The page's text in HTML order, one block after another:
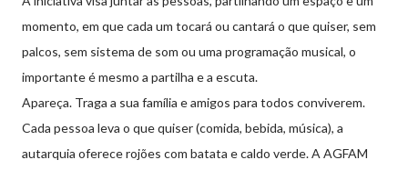
momento, em que cada um tocará ou cantará o que quiser, sem
palcos, sem sistema de som ou uma programação musical, o
importante é mesmo a partilha e a escuta.
Apareça. Traga a sua família e amigos para todos conviverem.
Cada pessoa leva o que quiser (comida, bebida, música), a
autarquia oferece rojões com batata e caldo verde. A AGFAM